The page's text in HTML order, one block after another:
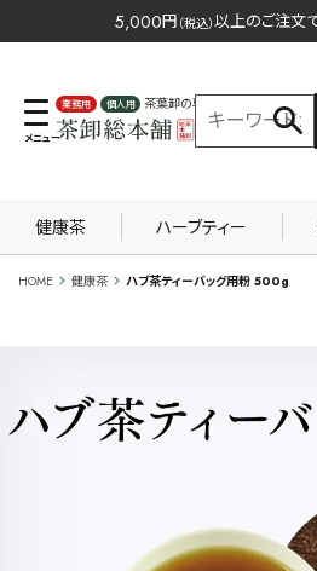
5,000円 （税込）以上のご注文
業務用 個人用
茶葉卸の専門サイト
健康茶 ハーブティー
HOME 健康茶 ハブ茶ティーバッグ用粉 500g